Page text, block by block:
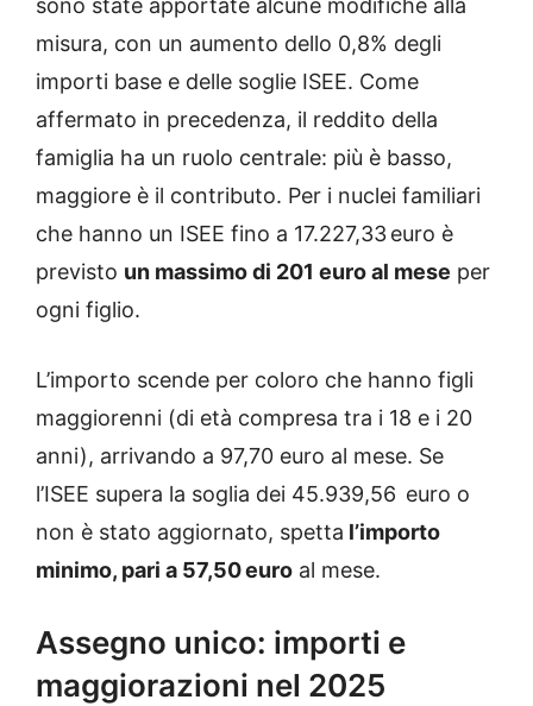
sono state apportate alcune modifiche alla
misura, con un aumento dello 0,8% degli
importi base e delle soglie ISEE. Come
affermato in precedenza, il reddito della
famiglia ha un ruolo centrale: più è basso,
maggiore è il contributo. Per i nuclei familiari
che hanno un ISEE fino a 17.227,33 euro è
previsto un massimo di 201 euro al mese per
ogni figlio.
L’importo scende per coloro che hanno figli
maggiorenni (di età compresa tra i 18 e i 20
anni), arrivando a 97,70 euro al mese. Se
l’ISEE supera la soglia dei 45.939,56 euro o
non è stato aggiornato, spetta l’importo
minimo, pari a 57,50 euro al mese.
Assegno unico: importi e
maggiorazioni nel 2025